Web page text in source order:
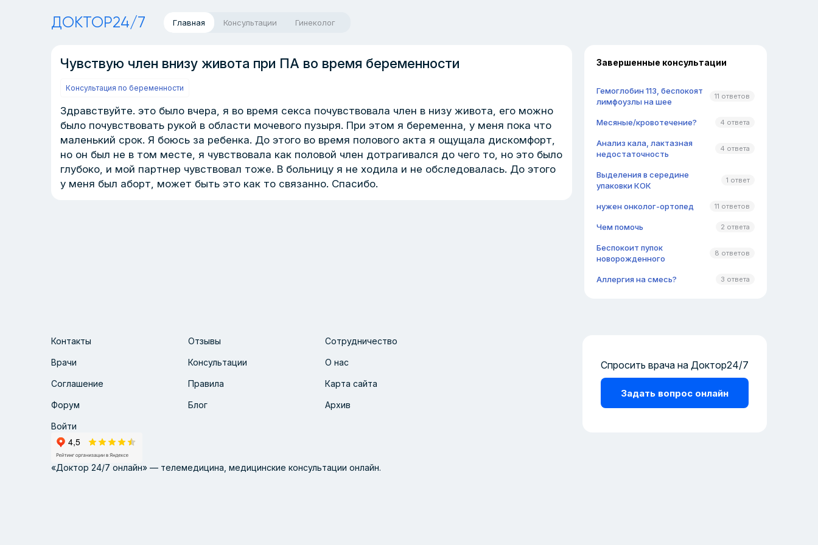
ДОКТОР24/7 Главная Консультации Гинеколог
Чувствую член внизу живота при ПА во время беременности
Консультация по беременности
Здравствуйте. это было вчера, я во время секса почувствовала член в низу живота, его можно
было почувствовать рукой в области мочевого пузыря. При этом я беременна, у меня пока что
маленький срок. Я боюсь за ребенка. До этого во время полового акта я ощущала дискомфорт,
но он был не в том месте, я чувствовала как половой член дотрагивался до чего то, но это было
глубоко, и мой партнер чувствовал тоже. В больницу я не ходила и не обследовалась. До этого
у меня был аборт, может быть это как то связанно. Спасибо.
Завершенные консультации
Гемоглобин 113, беспокоят
лимфоузлы на шее
11 ответов
Месяные/кровотечение? 4 ответа
Анализ кала, лактазная
недостаточность
4 ответа
Выделения в середине
упаковки КОК
1 ответ
нужен онколог-ортопед 11 ответов
Чем помочь 2 ответа
Беспокоит пупок
новорожденного
8 ответов
Аллергия на смесь? 3 ответа
Контакты Отзывы Сотрудничество
Врачи Консультации О нас
Соглашение Правила Карта сайта
Форум Блог Архив
Войти
Спросить врача на Доктор24/7
Задать вопрос онлайн
«Доктор 24/7 онлайн» — телемедицина, медицинские консультации онлайн.